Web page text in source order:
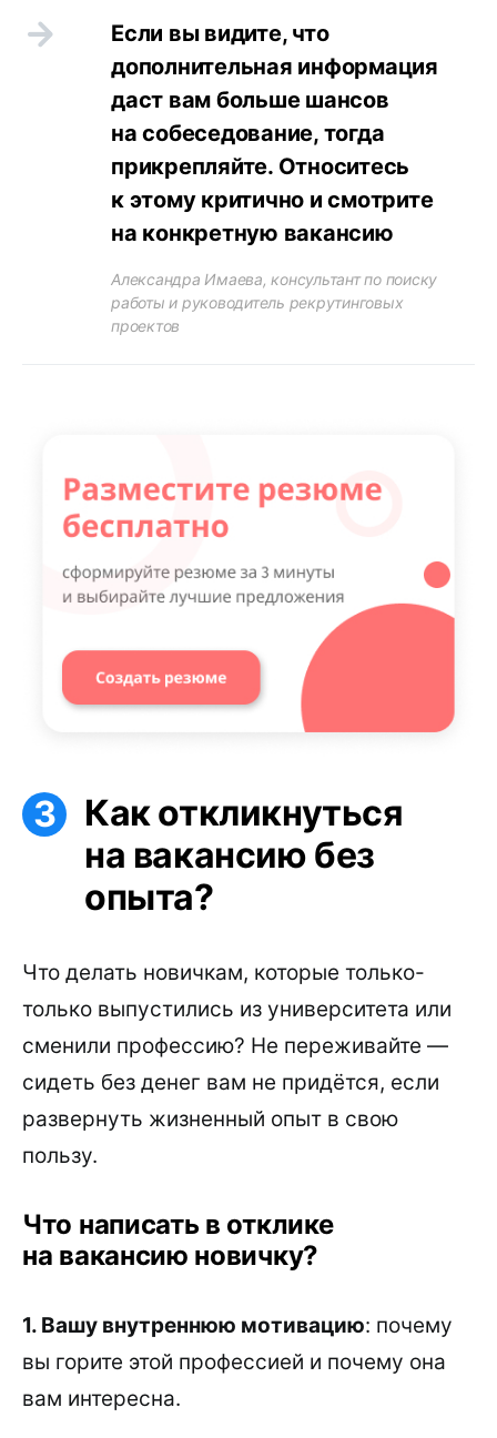
Если вы видите, что
дополнительная информация
даст вам больше шансов
на собеседование, тогда
прикрепляйте. Относитесь
к этому критично и смотрите
на конкретную вакансию
Александра Имаева, консультант по поиску
работы и руководитель рекрутинговых
проектов
Как откликнуться
на вакансию без
опыта?
Что делать новичкам, которые только-
только выпустились из университета или
сменили профессию? Не переживайте —
сидеть без денег вам не придётся, если
развернуть жизненный опыт в свою
пользу.
Что написать в отклике
на вакансию новичку?
1. Вашу внутреннюю мотивацию: почему
вы горите этой профессией и почему она
вам интересна.